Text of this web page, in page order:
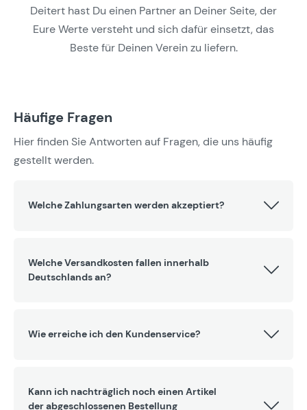
Deitert hast Du einen Partner an Deiner Seite, der
Eure Werte versteht und sich dafür einsetzt, das
Beste für Deinen Verein zu liefern.
Häufige Fragen
Hier finden Sie Antworten auf Fragen, die uns häufig
gestellt werden.
Welche Zahlungsarten werden akzeptiert?
Welche Versandkosten fallen innerhalb
Deutschlands an?
Wie erreiche ich den Kundenservice?
Kann ich nachträglich noch einen Artikel
der abgeschlossenen Bestellung